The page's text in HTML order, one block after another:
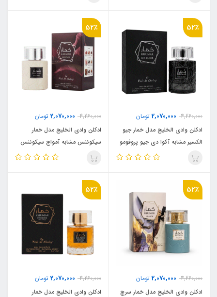
Born In Roma Intense
52٪
4,260,000
2,070,000 تومان
ادکلن وادی الخلیج مدل خمار جیو
الکسیر مشابه آکوا دی جیو پروفومو
(Khumar Gio Elixir) Armani
52٪
4,260,000
2,070,000 تومان
ادکلن وادی الخلیج مدل خمار
سیکوئنس مشابه آمواج سیکوئنس
(khumar sequence) Amouage
52٪
4,260,000
2,070,000 تومان
ادکلن وادی الخلیج مدل خمار سرچ
52٪
4,260,000
2,070,000 تومان
ادکلن وادی الخلیج مدل خمار